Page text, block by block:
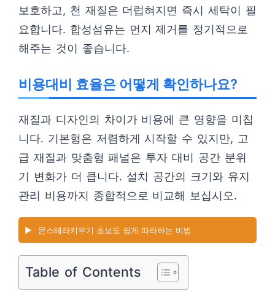
보호하고, 천 재질은 더럽혀지면 즉시 세탁이 필
요합니다. 합성섬유는 먼지 제거를 정기적으로
해주는 것이 좋습니다.
비용대비 효율은 어떻게 확인하나요?
재질과 디자인의 차이가 비용에 큰 영향을 미칩
니다. 기본형은 저렴하게 시작할 수 있지만, 고
급 재질과 맞춤형 패널은 투자 대비 공간 분위
기 변화가 더 큽니다. 설치 공간의 크기와 유지
관리 비용까지 종합적으로 비교해 보십시오.
▶️ 몬스테라키우기 초보도 쉽게 따라하는 비법
Table of Contents